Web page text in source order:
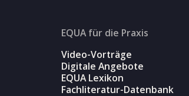
EQUA für die Praxis
Video-Vorträge
Digitale Angebote
EQUA Lexikon
Fachliteratur-Datenbank